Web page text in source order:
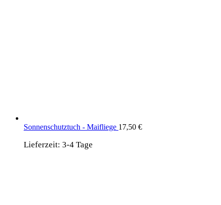
Sonnenschutztuch - Maifliege 17,50 €
Lieferzeit: 3-4 Tage